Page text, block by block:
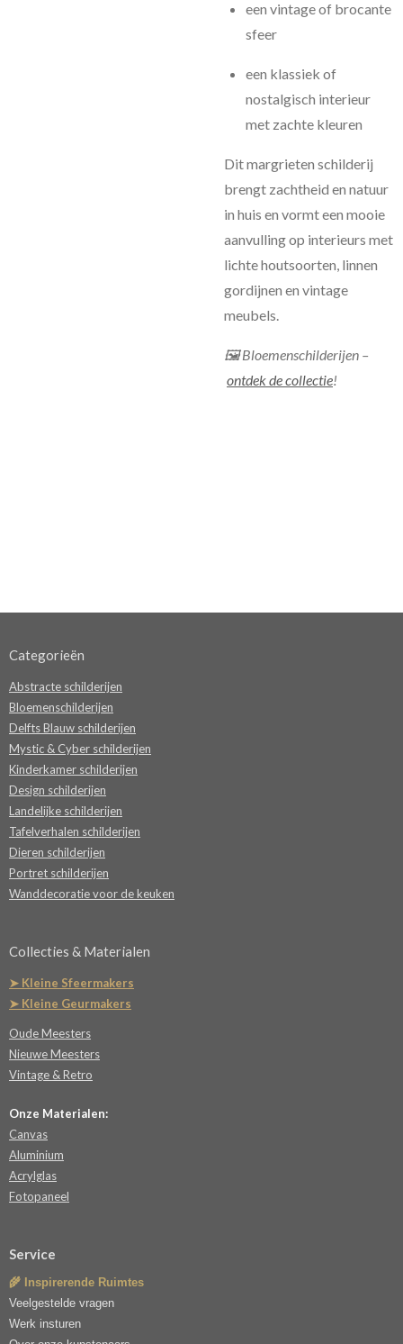
een vintage of brocante
sfeer
een klassiek of
nostalgisch interieur
met zachte kleuren
Dit margrieten schilderij
brengt zachtheid en natuur
in huis en vormt een mooie
aanvulling op interieurs met
lichte houtsoorten, linnen
gordijnen en vintage
meubels.
🖼 Bloemenschilderijen –
ontdek de collectie!
Categorieën
Abstracte schilderijen
Bloemenschilderijen
Delfts Blauw schilderijen
Mystic & Cyber schilderijen
Kinderkamer schilderijen
Design schilderijen
Landelijke schilderijen
Tafelverhalen schilderijen
Dieren schilderijen
Portret schilderijen
Wanddecoratie voor de keuken
Collecties & Materialen
➤ Kleine Sfeermakers
➤ Kleine Geurmakers
Oude Meesters
Nieuwe Meesters
Vintage & Retro
Onze Materialen:
Canvas
Aluminium
Acrylglas
Fotopaneel
Service
🌾 Inspirerende Ruimtes
Veelgestelde vragen
Werk insturen